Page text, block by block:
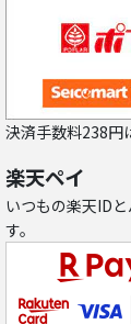
決済手数料238円
楽天ペイ
いつもの楽天ID
す。